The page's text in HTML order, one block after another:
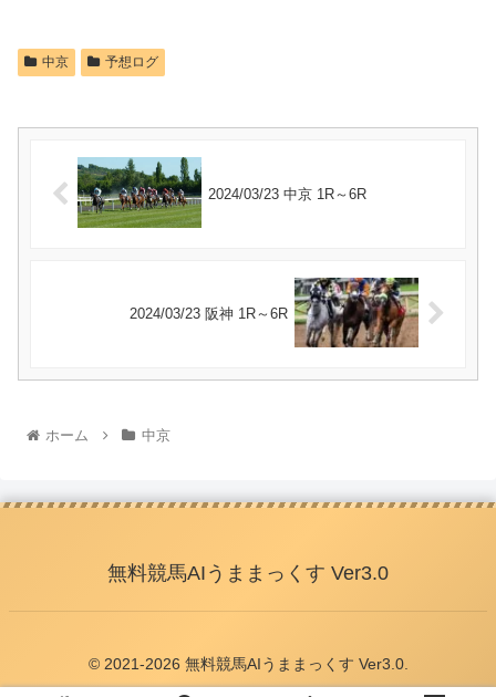
中京 予想ログ
2024/03/23 中京 1R～6R
2024/03/23 阪神 1R～6R
ホーム 中京
無料競馬AIうままっくす Ver3.0
© 2021-2026 無料競馬AIうままっくす Ver3.0.